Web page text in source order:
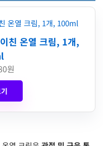
친 온열 크림, 1개,
원